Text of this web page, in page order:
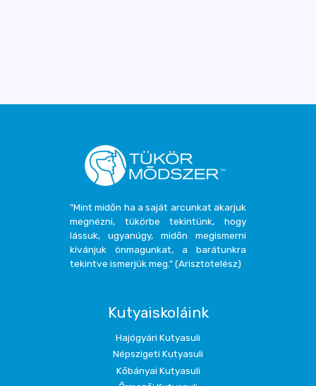
"Mint midőn ha a saját arcunkat akarjuk
megnézni, tükörbe tekintünk, hogy
lássuk, ugyanúgy, midőn megismerni
kívánjuk önmagunkat, a barátunkra
tekintve ismerjük meg." (Arisztotelész)
Kutyaiskoláink
Hajógyári Kutyasuli
Népszigeti Kutyasuli
Kőbányai Kutyasuli